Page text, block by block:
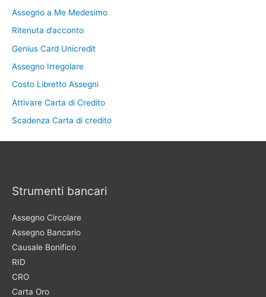
Assegno a Me Medesimo
Ritenuta d’acconto
Genius Card Unicredit
Assegno Irregolare
Costo Libretto Assegni
Attivare Carta di Credito
Scadenza Carta di credito
Strumenti bancari
Assegno Circolare
Assegno Bancario
Causale Bonifico
RID
CRO
Carta Oro